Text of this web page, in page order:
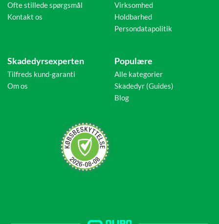
Ofte stillede spørgsmål
Kontakt os
Virksomhed
Holdbarhed
Persondatapolitik
Skadedyrsexperten
Tilfreds kund-garanti
Om os
Populære
Alle kategorier
Skadedyr (Guides)
Blog